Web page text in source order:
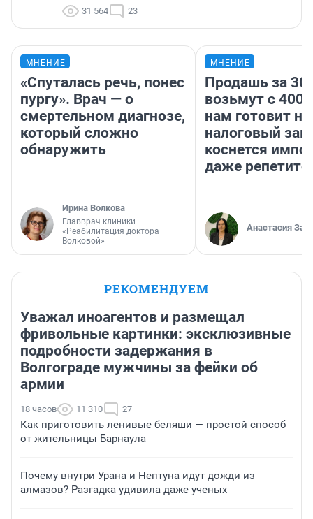
31 564 23
МНЕНИЕ
«Спуталась речь, понес
пургу». Врач — о
смертельном диагнозе,
который сложно
обнаружить
Ирина Волкова
Главврач клиники
«Реабилитация доктора
Волковой»
МНЕНИЕ
Продашь за
возьмут с
нам готовит
налоговый
коснется
даже
Анастасия
РЕКОМЕНДУЕМ
Уважал иноагентов и размещал
фривольные картинки: эксклюзивные
подробности задержания в
Волгограде мужчины за фейки об
армии
18 часов 11 310 27
Как приготовить ленивые беляши — простой способ
от жительницы Барнаула
Почему внутри Урана и Нептуна идут дожди из
алмазов? Разгадка удивила даже ученых